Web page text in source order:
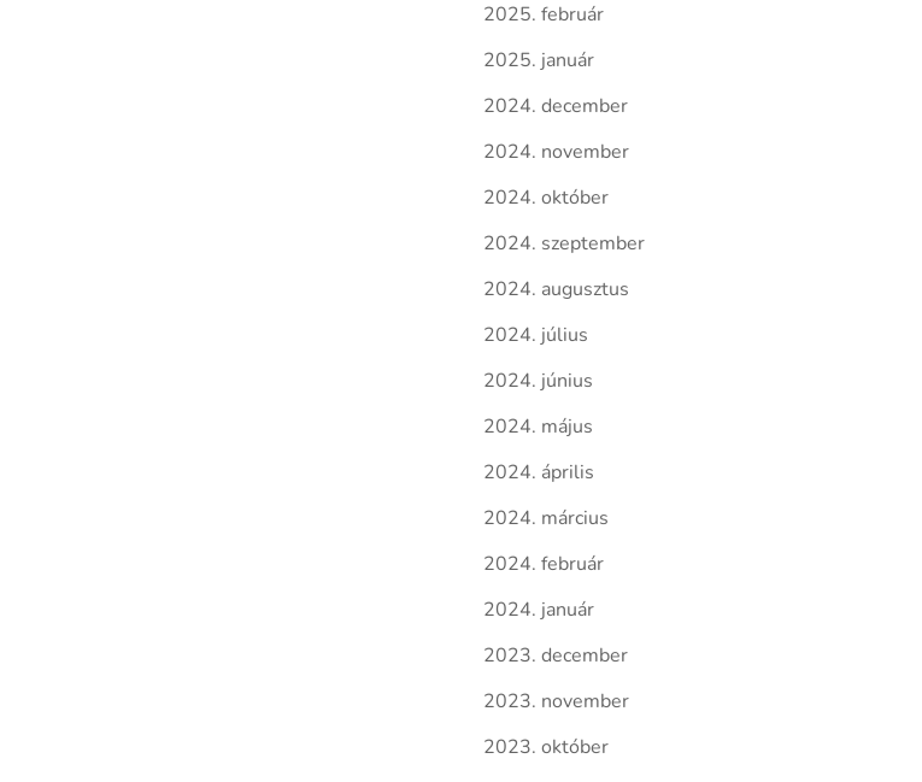
2025. február
2025. január
2024. december
2024. november
2024. október
2024. szeptember
2024. augusztus
2024. július
2024. június
2024. május
2024. április
2024. március
2024. február
2024. január
2023. december
2023. november
2023. október